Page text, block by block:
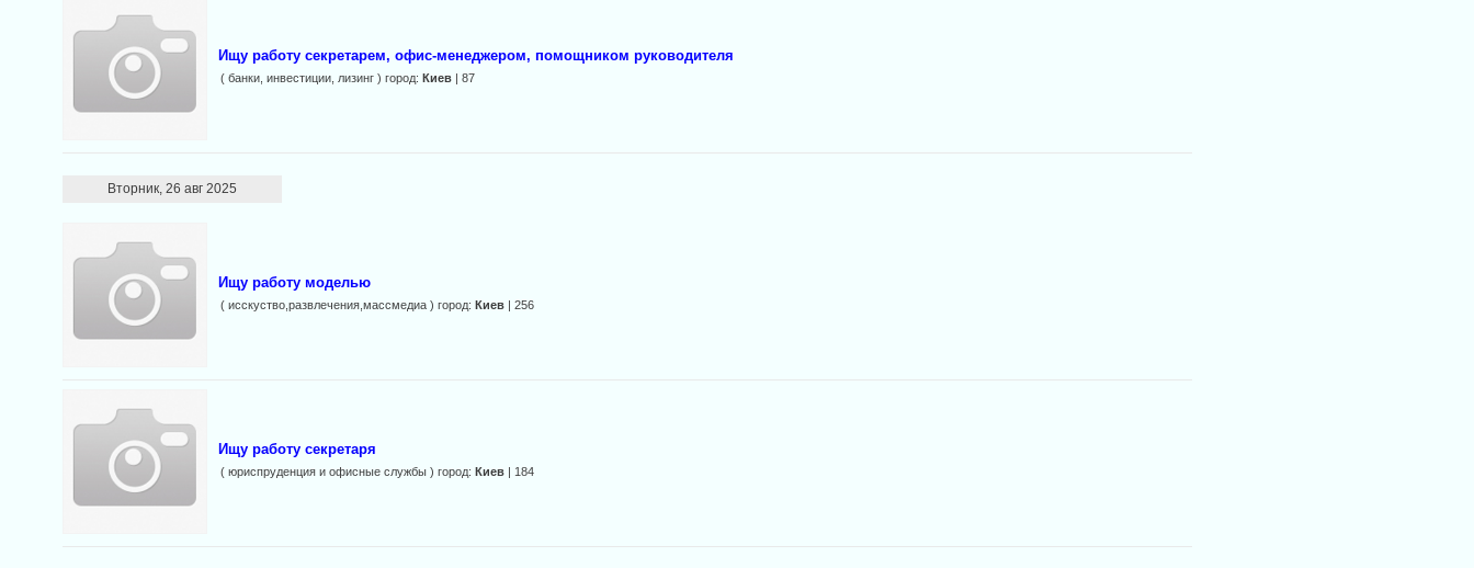
Ищу работу секретарем, офис-менеджером, помощником руководителя
( банки, инвестиции, лизинг ) город:Киев | 87
Вторник, 26 авг 2025
Ищу работу моделью
( исскуство,развлечения,массмедиа ) город:Киев | 256
Ищу работу секретаря
( юриспруденция и офисные службы ) город:Киев | 184